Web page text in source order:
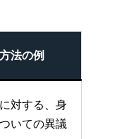
法の例
対する、身
いての異議